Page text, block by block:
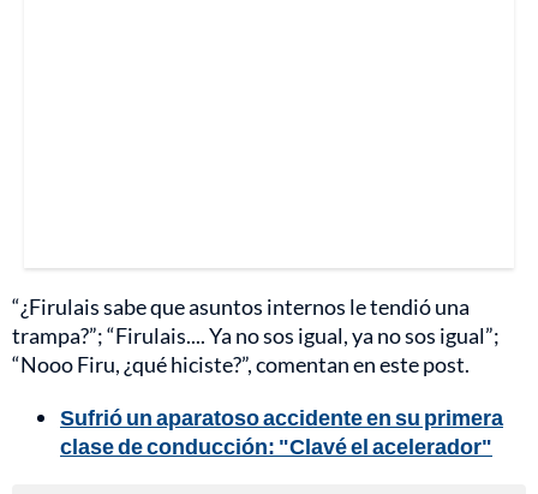
“¿Firulais sabe que asuntos internos le tendió una
trampa?”; “Firulais.... Ya no sos igual, ya no sos igual”;
“Nooo Firu, ¿qué hiciste?”, comentan en este post.
Sufrió un aparatoso accidente en su primera
clase de conducción: "Clavé el acelerador"